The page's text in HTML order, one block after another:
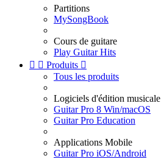
Partitions
MySongBook
Cours de guitare
Play Guitar Hits
  Produits 
Tous les produits
Logiciels d'édition musicale
Guitar Pro 8 Win/macOS
Guitar Pro Education
Applications Mobile
Guitar Pro iOS/Android